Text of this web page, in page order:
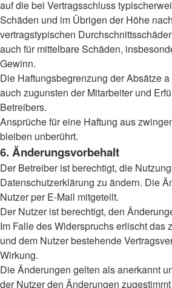
auf die bei Vertragsschluss
Schäden und im Übrigen der Höhe
vertragstypischen
auch für mittelbare Schäden,
Gewinn.
Die Haftungsbegrenzung der Absätze
auch zugunsten der Mitarbeiter und
Betreibers.
Ansprüche für eine Haftung aus
bleiben unberührt.
6. Änderungsvorbehalt
Der Betreiber ist berechtigt, die
Datenschutzerklärung zu ändern. Die
Nutzer per E-Mail mitgeteilt.
Der Nutzer ist berechtigt, den
Im Falle des Widerspruchs erlischt das
und dem Nutzer bestehende
Wirkung.
Die Änderungen gelten als anerkannt
der Nutzer den Änderungen